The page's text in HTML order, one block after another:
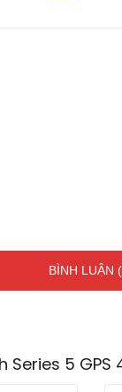
BÌNH LUẬN
5 GPS